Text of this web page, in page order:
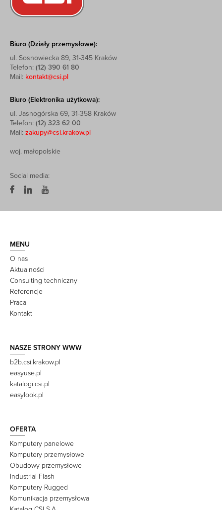
Biuro (Działy przemysłowe):
ul. Sosnowiecka 89, 31-345 Kraków
Telefon: (12) 390 61 80
Mail: kontakt@csi.pl
Biuro (Elektronika użytkowa):
ul. Jasnogórska 69, 31-358 Kraków
Telefon: (12) 323 62 00
Mail: zakupy@csi.krakow.pl
woj. małopolskie
Social media:
MENU
O nas
Aktualności
Consulting techniczny
Referencje
Praca
Kontakt
NASZE STRONY WWW
b2b.csi.krakow.pl
easyuse.pl
katalogi.csi.pl
easylook.pl
OFERTA
Komputery panelowe
Komputery przemysłowe
Obudowy przemysłowe
Industrial Flash
Komputery Rugged
Komunikacja przemysłowa